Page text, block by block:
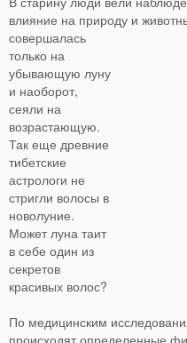
влияние на природу и
совершалась
только на
убывающую луну
и наоборот,
сеяли на
возрастающую.
Так еще древние
тибетские
астрологи не
стригли волосы в
новолуние.
Может луна таит
в себе один из
секретов
красивых волос?
По медицинским
происходят определенные